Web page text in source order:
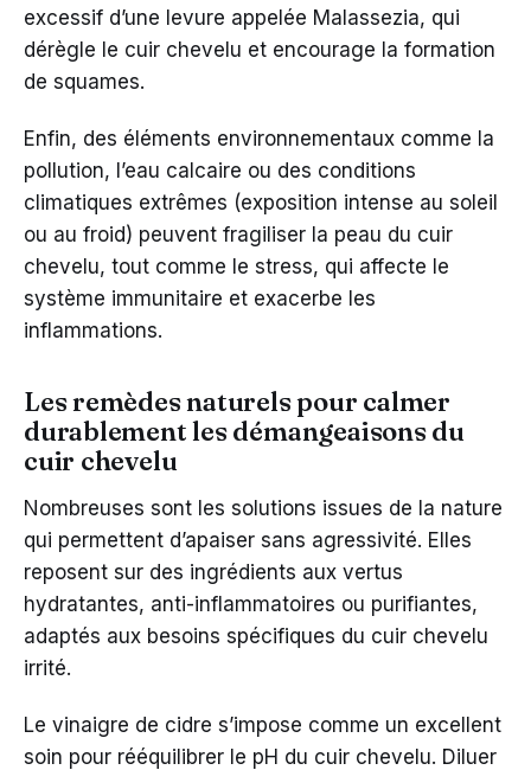
excessif d’une levure appelée Malassezia, qui
dérègle le cuir chevelu et encourage la formation
de squames.
Enfin, des éléments environnementaux comme la
pollution, l’eau calcaire ou des conditions
climatiques extrêmes (exposition intense au soleil
ou au froid) peuvent fragiliser la peau du cuir
chevelu, tout comme le stress, qui affecte le
système immunitaire et exacerbe les
inflammations.
Les remèdes naturels pour calmer
durablement les démangeaisons du
cuir chevelu
Nombreuses sont les solutions issues de la nature
qui permettent d’apaiser sans agressivité. Elles
reposent sur des ingrédients aux vertus
hydratantes, anti-inflammatoires ou purifiantes,
adaptés aux besoins spécifiques du cuir chevelu
irrité.
Le vinaigre de cidre s’impose comme un excellent
soin pour rééquilibrer le pH du cuir chevelu. Diluer